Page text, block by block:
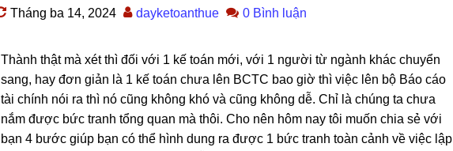
Tháng ba 14, 2024 dayketoanthue 0 Bình luận
Thành thật mà xét thì đối với 1 kế toán mới, với 1 người từ ngành khác chuyển
sang, hay đơn giản là 1 kế toán chưa lên BCTC bao giờ thì việc lên bộ Báo cáo
tài chính nói ra thì nó cũng không khó và cũng không dễ. Chỉ là chúng ta chưa
nắm được bức tranh tổng quan mà thôi. Cho nên hôm nay tôi muốn chia sẻ với
bạn 4 bước giúp bạn có thể hình dung ra được 1 bức tranh toàn cảnh về việc lập